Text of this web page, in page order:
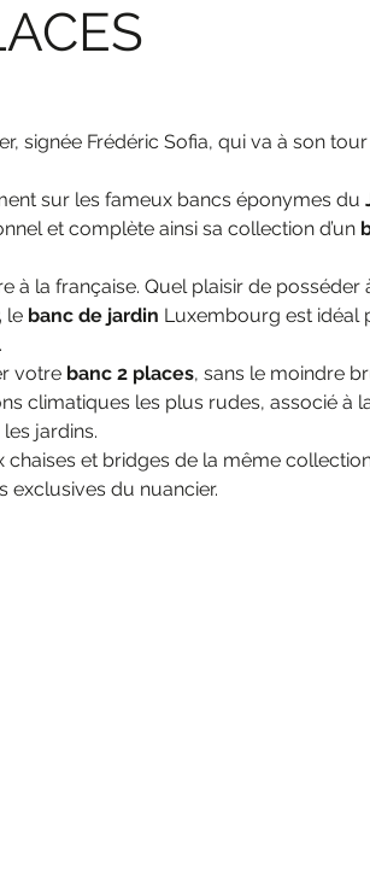
signée Frédéric Sofia, qui va à son
sur les fameux bancs éponymes du
et complète ainsi sa collection d’un
à la française. Quel plaisir de
le banc de jardin Luxembourg est idéal
votre banc 2 places, sans le moindre
climatiques les plus rudes, associé à
jardins.
et bridges de la même collection
exclusives du nuancier.